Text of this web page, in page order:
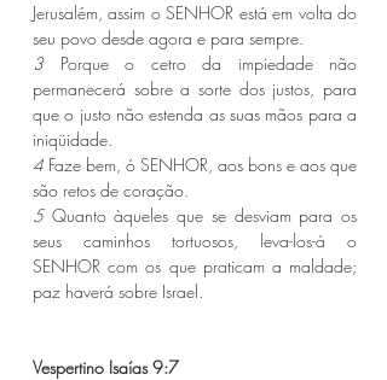
Jerusalém, assim o SENHOR está em volta do
seu povo desde agora e para sempre.
3 Porque o cetro da impiedade não
permanecerá sobre a sorte dos justos, para
que o justo não estenda as suas mãos para a
iniqüidade.
4 Faze bem, ó SENHOR, aos bons e aos que
são retos de coração.
5 Quanto àqueles que se desviam para os
seus caminhos tortuosos, leva-los-á o
SENHOR com os que praticam a maldade;
paz haverá sobre Israel.
Vespertino Isaías 9:7